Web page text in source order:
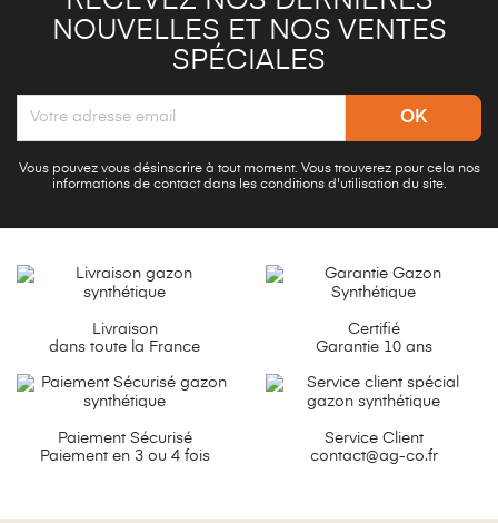
NOUVELLES ET NOS VENTES
SPÉCIALES
Vous pouvez vous désinscrire à tout moment. Vous trouverez pour cela nos
informations de contact dans les conditions d'utilisation du site.
Livraison
dans toute la France
Certifié
Garantie 10 ans
Paiement Sécurisé
Paiement en 3 ou 4 fois
Service Client
contact@ag-co.fr